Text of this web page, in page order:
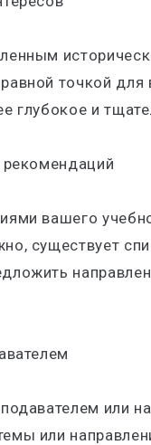
точкой
глубокое и
рекомендаций
вашего
существует
или
или